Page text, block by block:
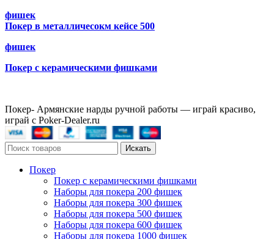
фишек
Покер в металличесокм кейсе 500
фишек
Покер с керамическими фишками
Покер- Армянские нарды ручной работы — играй красиво,
играй с Poker-Dealer.ru
Искать
Покер
Покер с керамическими фишками
Наборы для покера 200 фишек
Наборы для покера 300 фишек
Наборы для покера 500 фишек
Наборы для покера 600 фишек
Наборы для покера 1000 фишек